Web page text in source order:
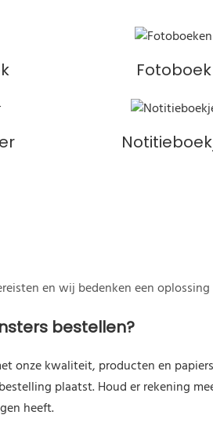
Fotoboek
en wij bedenken een
bestellen?
onze kwaliteit, producten en
plaatst. Houd er rekening
heeft.